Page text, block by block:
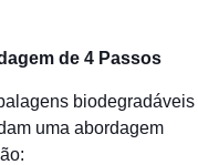
de 4 Passos
biodegradáveis
uma abordagem